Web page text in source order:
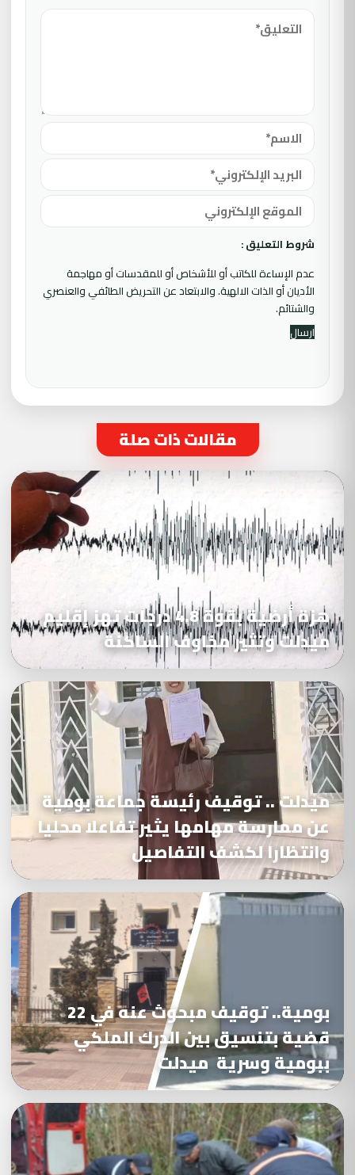
شروط التعليق :
عدم الإساءة للكاتب أو للأشخاص أو للمقدسات أو مهاجمة
الأديان أو الذات الالهية. والابتعاد عن التحريض الطائفي والعنصري
والشتائم.
مقالات ذات صلة
هزة أرضية بقوة 4.8 درجات تهز إقليم
ميدلت وتثير مخاوف الساكنة
ميدلت .. توقيف رئيسة جماعة بومية
عن ممارسة مهامها يثير تفاعلا محليا
وانتظارا لكشف التفاصيل
بومية.. توقيف مبحوث عنه في 22
قضية بتنسيق بين الدرك الملكي
ببومية وسرية ميدلت